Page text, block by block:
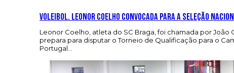
Voleibol. Leonor Coelho convocada para a Seleção
Leonor Coelho, atleta do SC Braga, foi chamada por
prepara para disputar o Torneio de Qualificação para o
Portugal…